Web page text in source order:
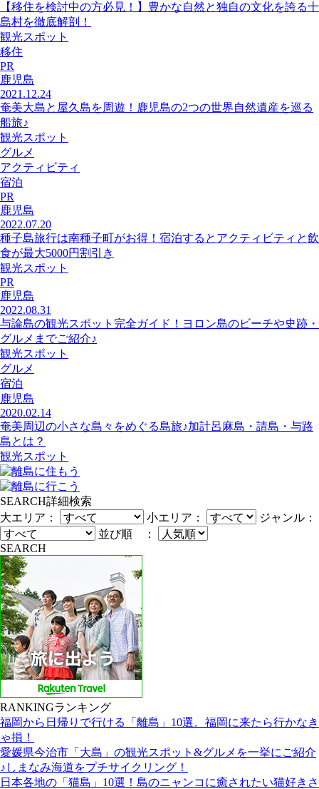
【移住を検討中の方必見！】豊かな自然と独自の文化を誇る十
島村を徹底解剖！
観光スポット
移住
PR
鹿児島
2021.12.24
奄美大島と屋久島を周遊！鹿児島の2つの世界自然遺産を巡る
船旅♪
観光スポット
グルメ
アクティビティ
宿泊
PR
鹿児島
2022.07.20
種子島旅行は南種子町がお得！宿泊するとアクティビティと飲
食が最大5000円割引き
観光スポット
PR
鹿児島
2022.08.31
与論島の観光スポット完全ガイド！ヨロン島のビーチや史跡・
グルメまでご紹介♪
観光スポット
グルメ
宿泊
鹿児島
2020.02.14
奄美周辺の小さな島々をめぐる島旅♪加計呂麻島・請島・与路
島とは？
観光スポット
SEARCH詳細検索
大エリア：
小エリア：
ジャンル：
並び順 ：
SEARCH
RANKINGランキング
福岡から日帰りで行ける「離島」10選。福岡に来たら行かなき
ゃ損！
愛媛県今治市「大島」の観光スポット&グルメを一挙にご紹介
♪しまなみ海道をプチサイクリング！
日本各地の「猫島」10選！島のニャンコに癒されたい猫好きさ